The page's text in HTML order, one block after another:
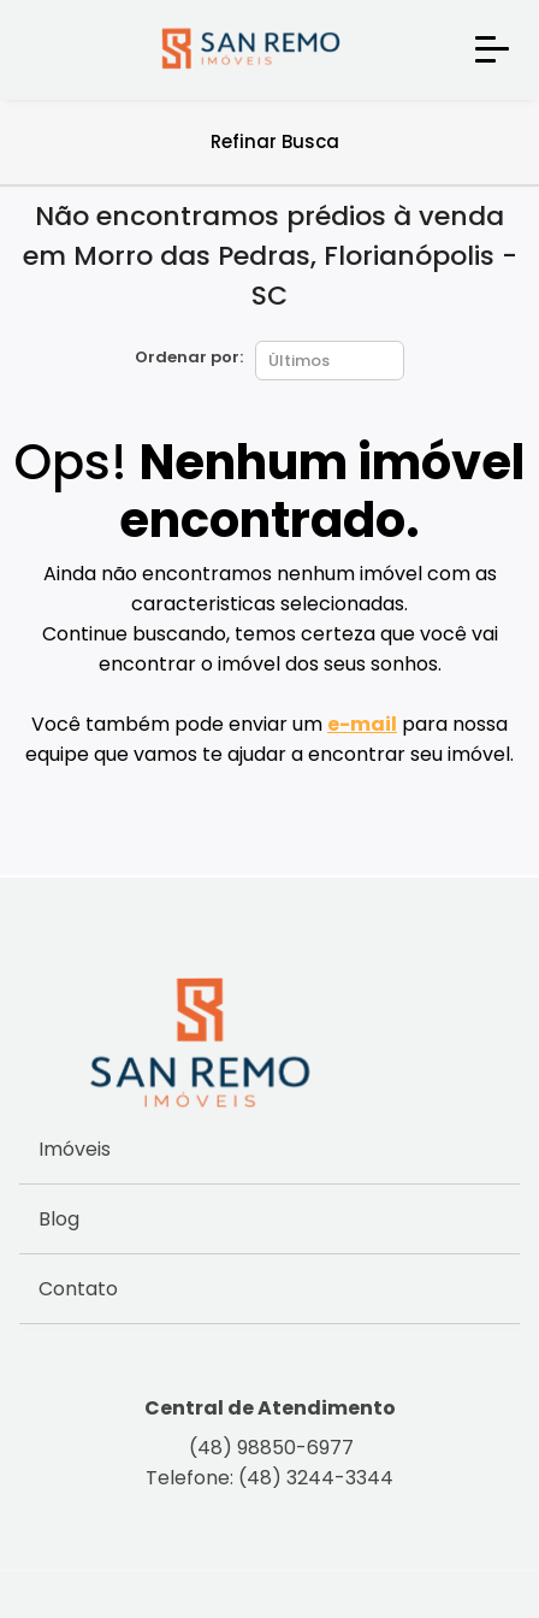
Refinar Busca
Não encontramos prédios à venda
em Morro das Pedras, Florianópolis -
SC
Ordenar por:
Ops! Nenhum imóvel
encontrado.
Ainda não encontramos nenhum imóvel com as
caracteristicas selecionadas.
Continue buscando, temos certeza que você vai
encontrar o imóvel dos seus sonhos.
Você também pode enviar um e-mail para nossa
equipe que vamos te ajudar a encontrar seu imóvel.
Imóveis
Blog
Contato
Central de Atendimento
(48) 98850-6977
Telefone: (48) 3244-3344